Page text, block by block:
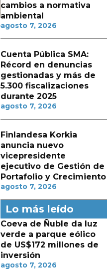
cambios a normativa
ambiental
agosto 7, 2026
Cuenta Pública SMA:
Récord en denuncias
gestionadas y más de
5.300 fiscalizaciones
durante 2025
agosto 7, 2026
Finlandesa Korkia
anuncia nuevo
vicepresidente
ejecutivo de Gestión de
Portafolio y Crecimiento
agosto 7, 2026
Lo más leído
Coeva de Ñuble da luz
verde a parque eólico
de US$172 millones de
inversión
agosto 7, 2026